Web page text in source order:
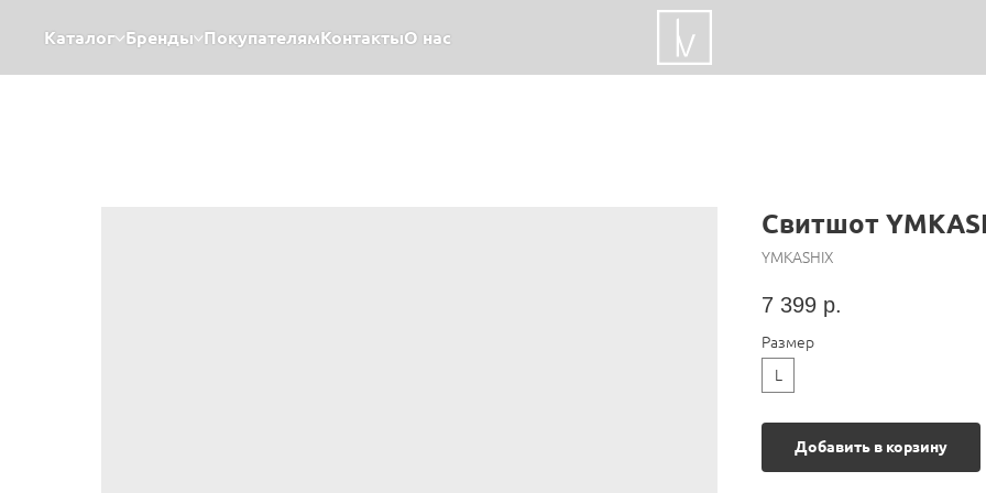
Каталог Бренды ПокупателямКонтактыО нас
Свитшот
YMKASHIX
7 399 р.
Размер
L
Добавить в корзину